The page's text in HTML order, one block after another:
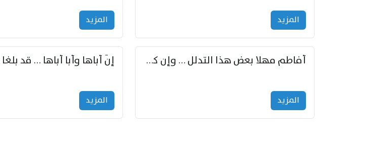
المزید المزید
أفاطم مهلا بعض هذا التدلل … وإن كنت قد أزمعت صرمي فأجملي
المزید المزید